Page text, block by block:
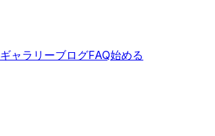
ギャラリーブログFAQ始める